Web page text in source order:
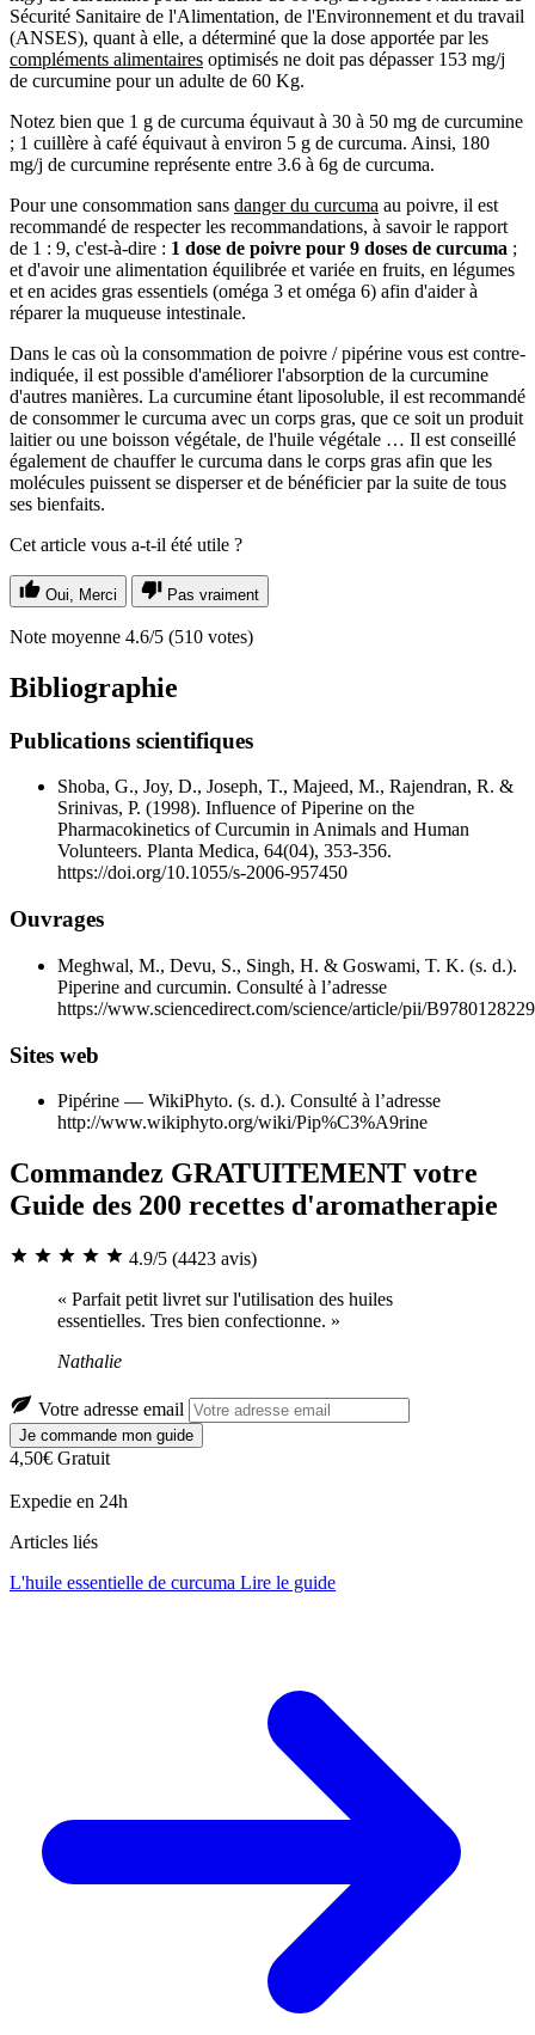
Sécurité Sanitaire de l'Alimentation, de l'Environnement et du travail
(ANSES), quant à elle, a déterminé que la dose apportée par les
compléments alimentaires optimisés ne doit pas dépasser 153 mg/j
de curcumine pour un adulte de 60 Kg.
Notez bien que 1 g de curcuma équivaut à 30 à 50 mg de curcumine
; 1 cuillère à café équivaut à environ 5 g de curcuma. Ainsi, 180
mg/j de curcumine représente entre 3.6 à 6g de curcuma.
Pour une consommation sans danger du curcuma au poivre, il est
recommandé de respecter les recommandations, à savoir le rapport
de 1 : 9, c'est-à-dire : 1 dose de poivre pour 9 doses de curcuma ;
et d'avoir une alimentation équilibrée et variée en fruits, en légumes
et en acides gras essentiels (oméga 3 et oméga 6) afin d'aider à
réparer la muqueuse intestinale.
Dans le cas où la consommation de poivre / pipérine vous est contre-
indiquée, il est possible d'améliorer l'absorption de la curcumine
d'autres manières. La curcumine étant liposoluble, il est recommandé
de consommer le curcuma avec un corps gras, que ce soit un produit
laitier ou une boisson végétale, de l'huile végétale … Il est conseillé
également de chauffer le curcuma dans le corps gras afin que les
molécules puissent se disperser et de bénéficier par la suite de tous
ses bienfaits.
Cet article vous a-t-il été utile ?
Oui, Merci Pas vraiment
Note moyenne 4.6/5 (510 votes)
Bibliographie
Publications scientifiques
Shoba, G., Joy, D., Joseph, T., Majeed, M., Rajendran, R. &
Srinivas, P. (1998). Influence of Piperine on the
Pharmacokinetics of Curcumin in Animals and Human
Volunteers. Planta Medica, 64(04), 353‑356.
https://doi.org/10.1055/s-2006-957450
Ouvrages
Meghwal, M., Devu, S., Singh, H. & Goswami, T. K. (s. d.).
Piperine and curcumin. Consulté à l’adresse
https://www.sciencedirect.com/science/article/pii/
Sites web
Pipérine — WikiPhyto. (s. d.). Consulté à l’adresse
http://www.wikiphyto.org/wiki/Pip%C3%A9rine
Commandez GRATUITEMENT votre
Guide des 200 recettes d'aromatherapie
4.9/5 (4423 avis)
« Parfait petit livret sur l'utilisation des huiles
essentielles. Tres bien confectionne. »
Nathalie
Votre adresse email
Je commande mon guide
4,50€ Gratuit
Expedie en 24h
Articles liés
L'huile essentielle de curcuma Lire le guide